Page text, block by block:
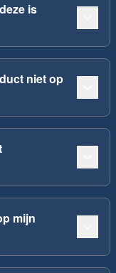
is
niet op
mijn